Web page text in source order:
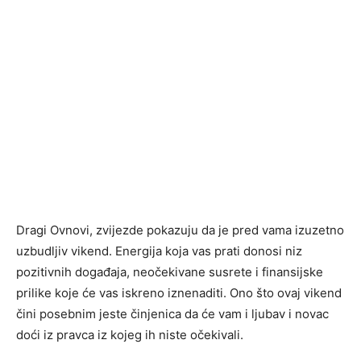
Dragi Ovnovi, zvijezde pokazuju da je pred vama izuzetno
uzbudljiv vikend. Energija koja vas prati donosi niz
pozitivnih događaja, neočekivane susrete i finansijske
prilike koje će vas iskreno iznenaditi. Ono što ovaj vikend
čini posebnim jeste činjenica da će vam i ljubav i novac
doći iz pravca iz kojeg ih niste očekivali.